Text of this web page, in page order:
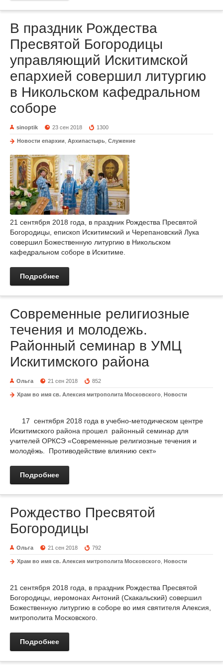
В праздник Рождества
Пресвятой Богородицы
управляющий Искитимской
епархией совершил литургию
в Никольском кафедральном
соборе
sinoptik 23 сен 2018 1300
Новости епархии Архипастырь Служение
21 сентября 2018 года, в праздник Рождества Пресвятой
Богородицы, епископ Искитимский и Черепановский Лука
совершил Божественную литургию в Никольском
кафедральном соборе в Искитиме.
Подробнее
Современные религиозные
течения и молодежь.
Районный семинар в УМЦ
Искитимского района
Ольга 21 сен 2018 852
Храм во имя св. Алексия митрополита Московского Новости
17 сентября 2018 года в учебно-методическом центре
Искитимского района прошел районный семинар для
учителей ОРКСЭ «Современные религиозные течения и
молодёжь. Противодействие влиянию сект»
Подробнее
Рождество Пресвятой
Богородицы
Ольга 21 сен 2018 792
Храм во имя св. Алексия митрополита Московского Новости
21 сентября 2018 года, в праздник Рождества Пресвятой
Богородицы, иеромонах Антоний (Скакальский) совершил
Божественную литургию в соборе во имя святителя Алексия,
митрополита Московского.
Подробнее